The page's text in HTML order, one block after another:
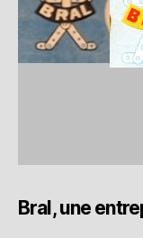
Bral, une